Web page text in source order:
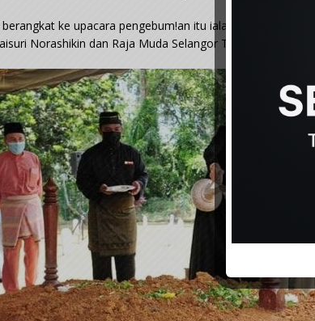
ke upacara pengebum!an itu ialah Sultan
Norashikin dan Raja Muda Selangor Tengku Amir Shah.